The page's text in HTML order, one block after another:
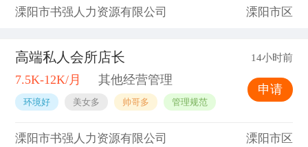
溧阳市书强人力资源有限公司 溧阳市区
高端私人会所店长 14小时前
7.5K-12K/月 其他经营管理
环境好 美女多 帅哥多 管理规范
申请
溧阳市书强人力资源有限公司 溧阳市区